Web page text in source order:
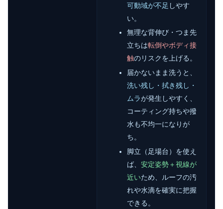
可動域が不足 しやす
い。
無理な背伸び・つま先
立ちは転倒やボディ接
触のリスクを上げる。
届かないまま洗うと、
洗い残し・拭き残し・
ムラが発生しやすく、
コーティング持ちや撥
水も不均一になりが
ち。
脚立（足場台）を使え
ば、安定姿勢＋視線が
近いため、ルーフの汚
れや水滴を確実に把握
できる。